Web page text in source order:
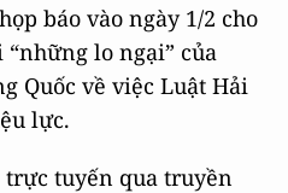
báo vào ngày 1/2 cho
lo ngại” của
Quốc về việc Luật Hải
lực.
trực tuyến qua truyền